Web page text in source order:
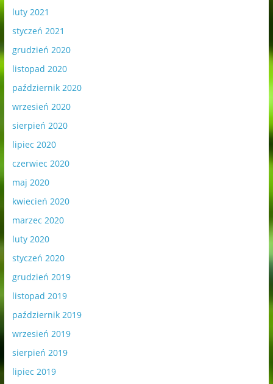
luty 2021
styczeń 2021
grudzień 2020
listopad 2020
październik 2020
wrzesień 2020
sierpień 2020
lipiec 2020
czerwiec 2020
maj 2020
kwiecień 2020
marzec 2020
luty 2020
styczeń 2020
grudzień 2019
listopad 2019
październik 2019
wrzesień 2019
sierpień 2019
lipiec 2019